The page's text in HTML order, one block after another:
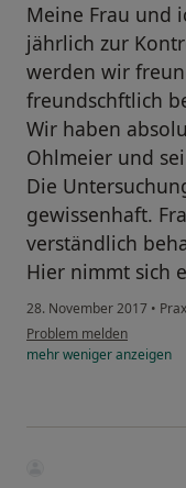
Meine Frau und
jährlich zur
werden wir
freundschftlich
Wir haben
Ohlmeier und
Die
gewissenhaft.
verständlich
Hier nimmt sich
28. November 2017 •
Problem melden
mehrwenigeranzeigen